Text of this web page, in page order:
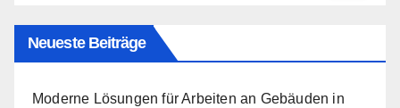
Neueste Beiträge
Moderne Lösungen für Arbeiten an Gebäuden in